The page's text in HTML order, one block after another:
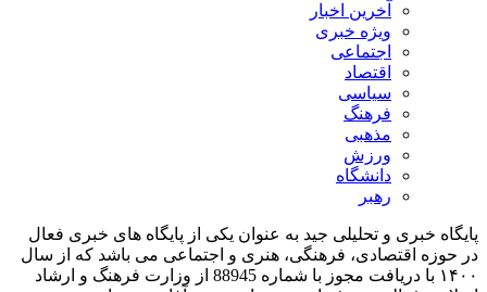
آخرین اخبار
ویژه خبری
اجتماعی
اقتصاد
سیاسی
فرهنگ
مذهبی
ورزش
دانشگاه
رهبر
پایگاه خبری و تحلیلی جید به عنوان یکی از پایگاه های خبری فعال
در حوزه اقتصادی، فرهنگی، هنری و اجتماعی می باشد که از سال
۱۴۰۰ با دریافت مجوز با شماره 88945 از وزارت فرهنگ و ارشاد